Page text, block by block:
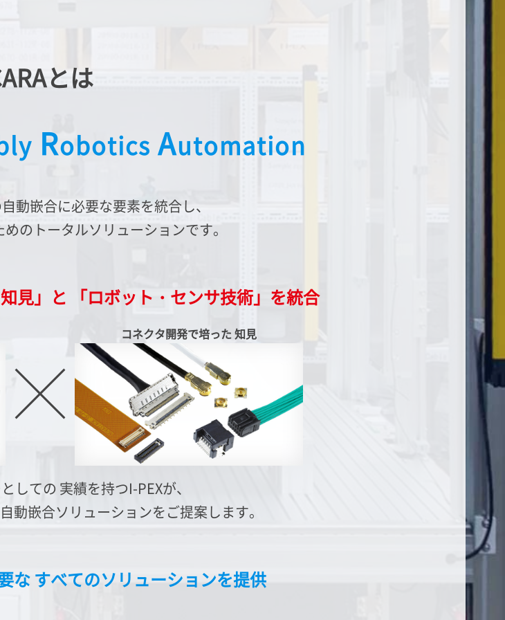
とは
Robotics Automation
動嵌合に必要な要素を統合し、
めの トータルソリューションです。
見」と 「ロボット・センサ技術」を統合
コネクタ開発で培った知見
しての 実績を持つI-PEXが、
自動嵌合ソリューションをご提案します。
なすべてのソリューションを提供